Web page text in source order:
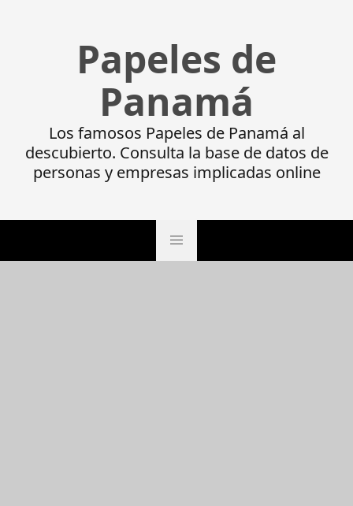
Papeles de
Panamá
Los famosos Papeles de Panamá al
descubierto. Consulta la base de datos de
personas y empresas implicadas online